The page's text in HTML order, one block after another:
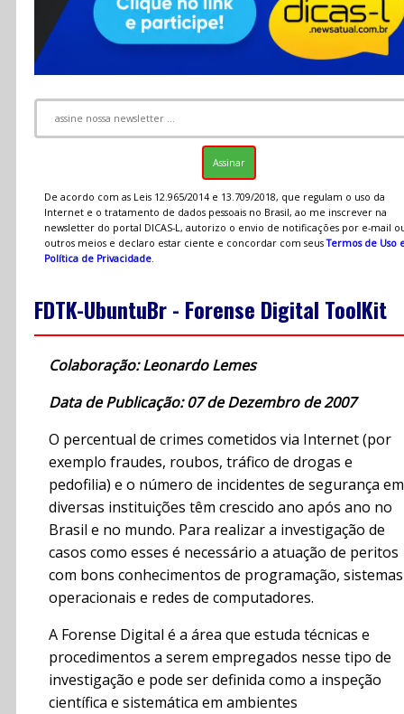
De acordo com as Leis 12.965/2014 e 13.709/2018, que regulam o uso da
Internet e o tratamento de dados pessoais no Brasil, ao me inscrever na
newsletter do portal DICAS-L, autorizo o envio de notificações por e-mail
outros meios e declaro estar ciente e concordar com seusTermos de Uso
Política de Privacidade.
FDTK-UbuntuBr - Forense Digital ToolKit
Colaboração: Leonardo Lemes
Data de Publicação: 07 de Dezembro de 2007
O percentual de crimes cometidos via Internet (por
exemplo fraudes, roubos, tráfico de drogas e
pedofilia) e o número de incidentes de segurança em
diversas instituições têm crescido ano após ano no
Brasil e no mundo. Para realizar a investigação de
casos como esses é necessário a atuação de peritos
com bons conhecimentos de programação, sistemas
operacionais e redes de computadores.
A Forense Digital é a área que estuda técnicas e
procedimentos a serem empregados nesse tipo de
investigação e pode ser definida como a inspeção
científica e sistemática em ambientes